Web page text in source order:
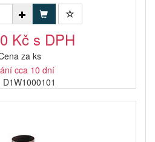
Kč s DPH
za ks
cca 10 dní
D1W1000101